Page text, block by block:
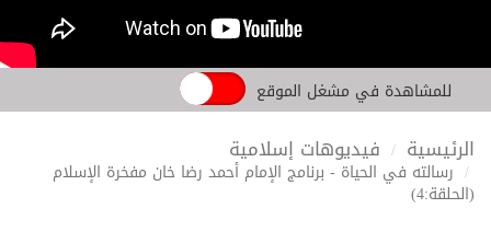
للمشاهدة في مشغل الموقع
الرئيسية فيديوهات إسلامية
رسالته في الحياة - برنامج الإمام أحمد رضا خان مفخرة الإسلام
(الحلقة:4)